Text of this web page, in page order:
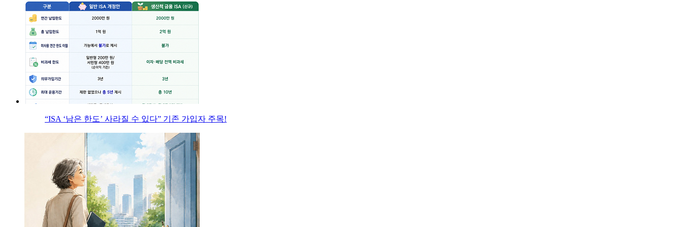
“ISA ‘남은 한도’ 사라질 수 있다” 기존 가입자 주목!